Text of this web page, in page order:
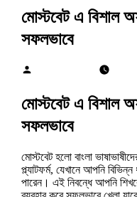
মোস্টবেট এ বিশাল
সফলভাবে
মোস্টবেট এ বিশাল
সফলভাবে
মোস্টবেট হলো বাংলা
প্ল্যাটফর্ম, যেখানে আপনি
পারেন। এই নিবন্ধে আপনি